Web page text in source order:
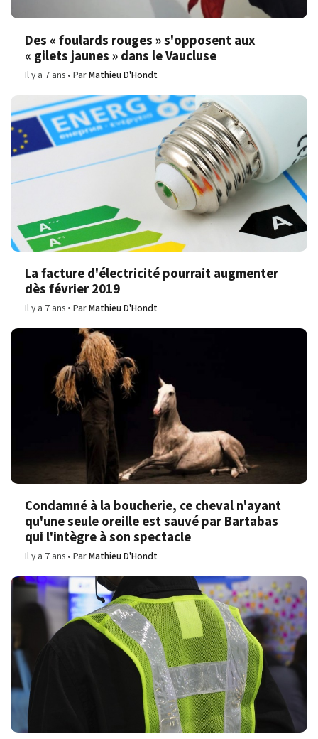
Des « foulards rouges » s'opposent aux
« gilets jaunes » dans le Vaucluse
Il y a 7 ans ParMathieu D'Hondt
La facture d'électricité pourrait augmenter
dès février 2019
Il y a 7 ans ParMathieu D'Hondt
Condamné à la boucherie, ce cheval n'ayant
qu'une seule oreille est sauvé par Bartabas
qui l'intègre à son spectacle
Il y a 7 ans ParMathieu D'Hondt